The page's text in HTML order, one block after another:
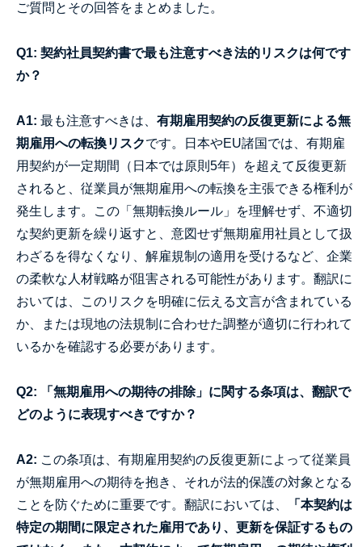
ご質問とその回答をまとめました。
Q1: 契約社員契約書で最も注意すべき法的リスクは何です
か？
A1: 最も注意すべきは、 有期雇用契約の反復更新による無
期雇用への転換リスクです。日本やEU諸国では、有期雇
用契約が一定期間（日本では原則5年）を超えて反復更新
されると、従業員が無期雇用への転換を主張できる権利が
発生します。この「無期転換ルール」を理解せず、不適切
な契約更新を繰り返すと、意図せず無期雇用社員として扱
わざるを得なくなり、解雇規制の適用を受けるなど、企業
の柔軟な人材戦略が阻害される可能性があります。翻訳に
おいては、このリスクを明確に伝える文言が含まれている
か、または現地の法規制に合わせた調整が適切に行われて
いるかを確認する必要があります。
Q2: 「無期雇用への期待の排除」に関する条項は、翻訳で
どのように表現すべきですか？
A2: この条項は、有期雇用契約の反復更新によって従業員
が無期雇用への期待を抱き、それが法的保護の対象となる
ことを防ぐために重要です。翻訳においては、
「本契約は
特定の期間に限定された雇用であり、更新を保証するもの